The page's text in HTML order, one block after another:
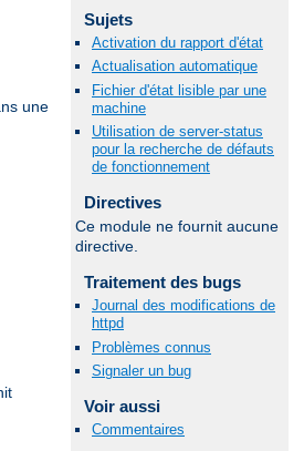
une
Sujets
Activation du rapport d'état
Actualisation automatique
Fichier d'état lisible par une
machine
Utilisation de server-status
pour la recherche de défauts
de fonctionnement
Directives
Ce module ne fournit aucune
directive.
Traitement des bugs
Journal des modifications de
httpd
Problèmes connus
Signaler un bug
Voir aussi
Commentaires